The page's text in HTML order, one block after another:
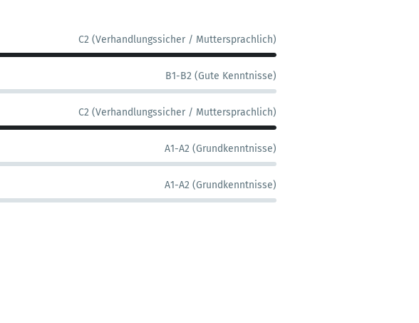
C2 (Verhandlungssicher / Muttersprachlich)
B1-B2 (Gute Kenntnisse)
C2 (Verhandlungssicher / Muttersprachlich)
A1-A2 (Grundkenntnisse)
A1-A2 (Grundkenntnisse)